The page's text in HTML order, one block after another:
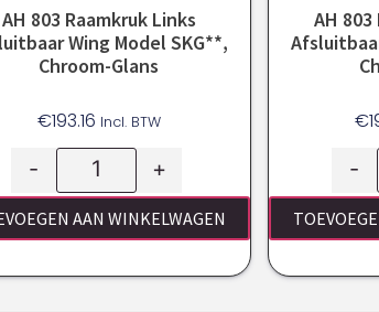
AH 803 Raamkruk Links
Wing Model SKG**,
Chroom-Glans
€193.16 Incl. BTW
- +
AAN WINKELWAGEN
AH
€
-